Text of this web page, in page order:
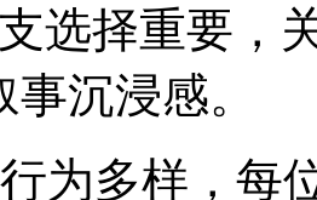
选择重要，
沉浸感。
为多样，每